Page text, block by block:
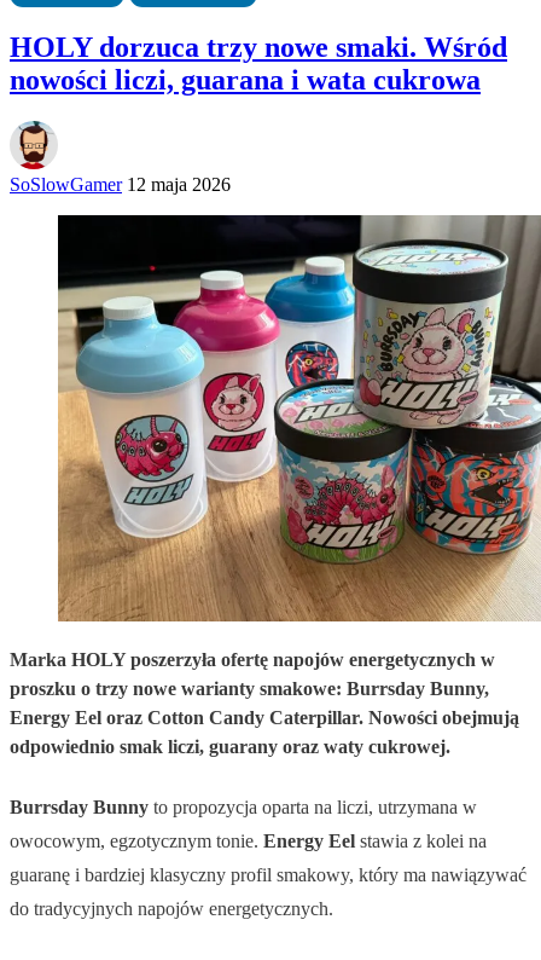
HOLY dorzuca trzy nowe smaki. Wśród
nowości liczi, guarana i wata cukrowa
SoSlowGamer 12 maja 2026
Marka HOLY poszerzyła ofertę napojów energetycznych w
proszku o trzy nowe warianty smakowe: Burrsday Bunny,
Energy Eel oraz Cotton Candy Caterpillar. Nowości obejmują
odpowiednio smak liczi, guarany oraz waty cukrowej.
Burrsday Bunny to propozycja oparta na liczi, utrzymana w
owocowym, egzotycznym tonie. Energy Eel stawia z kolei na
guaranę i bardziej klasyczny profil smakowy, który ma nawiązywać
do tradycyjnych napojów energetycznych.